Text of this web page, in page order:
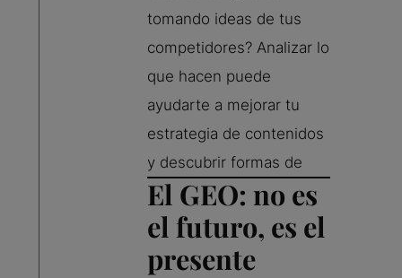
tomando ideas de tus
competidores? Analizar lo
que hacen puede
ayudarte a mejorar tu
estrategia de contenidos
y descubrir formas de
El GEO: no es
el futuro, es el
presente